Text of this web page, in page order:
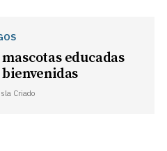
mascotas educadas
bienvenidas
Criado